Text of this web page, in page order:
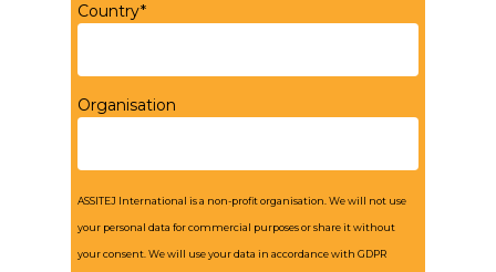
Country*
Organisation
ASSITEJ International is a non-profit organisation. We will not use
your personal data for commercial purposes or share it without
your consent. We will use your data in accordance with GDPR